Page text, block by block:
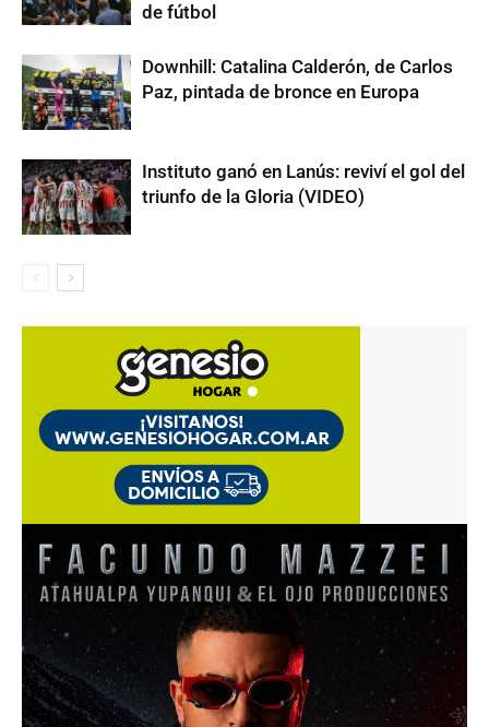
de fútbol
Downhill: Catalina Calderón, de Carlos
Paz, pintada de bronce en Europa
Instituto ganó en Lanús: reviví el gol del
triunfo de la Gloria (VIDEO)